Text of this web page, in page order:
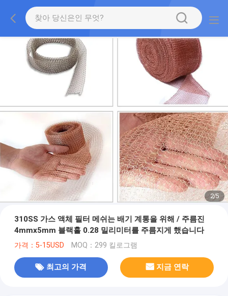
2/5
310SS 가스 액체 필터 메쉬는 배기 계통을 위해 / 주름진
4mmx5mm 블랙홀 0.28 밀리미터를 주름지게 했습니다
가격：5-15USD MOQ：299 킬로그램
최고의 가격 지금 연락